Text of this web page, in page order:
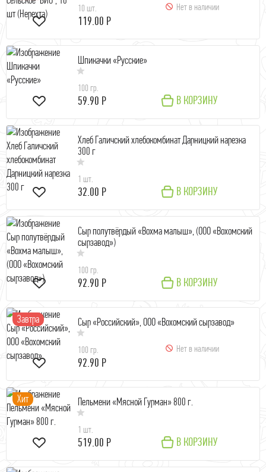
10 шт.
119.00 Р
Нет в наличии
Шпикачки «Русские»
100 гр.
59.90 Р В КОРЗИНУ
Хлеб Галичский хлебокомбинат Дарницкий нарезка
300 г
1 шт.
32.00 Р В КОРЗИНУ
Сыр полутвёрдый «Вохма малыш», (ООО «Вохомский
сырзавод»)
100 гр.
92.90 Р В КОРЗИНУ
Завтра Сыр «Российский», ООО «Вохомский сырзавод»
100 гр.
92.90 Р
Нет в наличии
Хит Пельмени «Мясной Гурман» 800 г.
1 шт.
519.00 Р В КОРЗИНУ